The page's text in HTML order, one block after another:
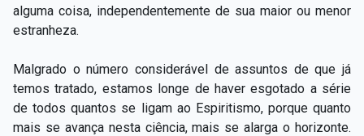
alguma coisa, independentemente de sua maior ou menor
estranheza.
Malgrado o número considerável de assuntos de que já
temos tratado, estamos longe de haver esgotado a série
de todos quantos se ligam ao Espiritismo, porque quanto
mais se avança nesta ciência, mais se alarga o horizonte.